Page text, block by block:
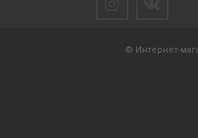
© Интернет-